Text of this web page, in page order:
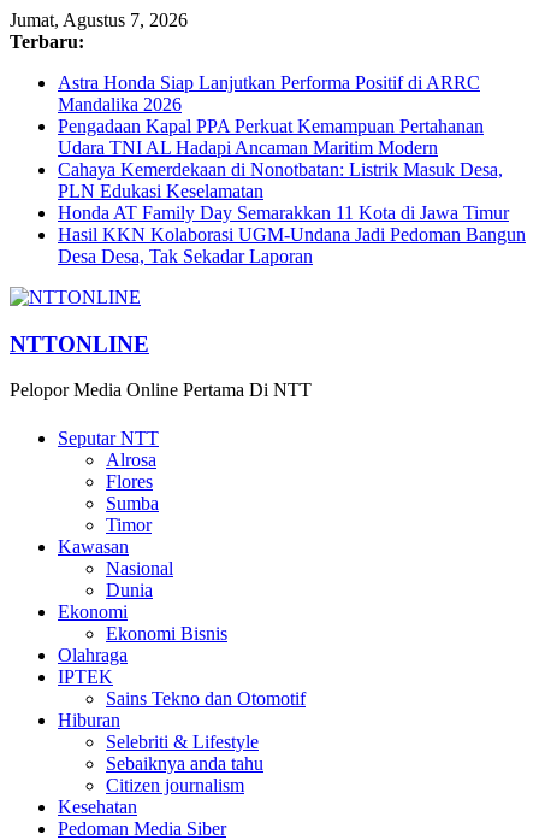
Jumat, Agustus 7, 2026
Terbaru:
Astra Honda Siap Lanjutkan Performa Positif di ARRC
Mandalika 2026
Pengadaan Kapal PPA Perkuat Kemampuan Pertahanan
Udara TNI AL Hadapi Ancaman Maritim Modern
Cahaya Kemerdekaan di Nonotbatan: Listrik Masuk Desa,
PLN Edukasi Keselamatan
Honda AT Family Day Semarakkan 11 Kota di Jawa Timur
Hasil KKN Kolaborasi UGM-Undana Jadi Pedoman Bangun
Desa Desa, Tak Sekadar Laporan
NTTONLINE
Pelopor Media Online Pertama Di NTT
Seputar NTT
Alrosa
Flores
Sumba
Timor
Kawasan
Nasional
Dunia
Ekonomi
Ekonomi Bisnis
Olahraga
IPTEK
Sains Tekno dan Otomotif
Hiburan
Selebriti & Lifestyle
Sebaiknya anda tahu
Citizen journalism
Kesehatan
Pedoman Media Siber